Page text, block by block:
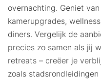
overnachting. Geniet
kamerupgrades,
diners. Vergelijk de
precies zo samen als jij
retreats – creëer je
zoals